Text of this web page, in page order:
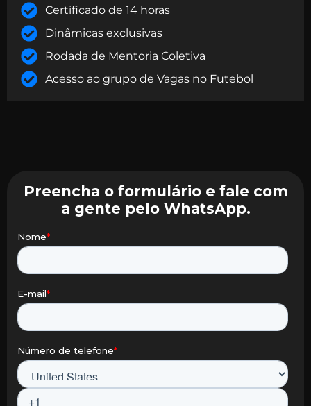
Certificado de 14 horas
Dinâmicas exclusivas
Rodada de Mentoria Coletiva
Acesso ao grupo de Vagas no Futebol